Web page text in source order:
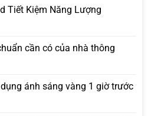
Tiết Kiệm Năng Lượng
cần có của nhà thông
ánh sáng vàng 1 giờ trước